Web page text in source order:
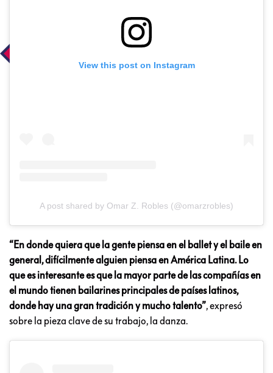
View this post on Instagram
A post shared by Omar Z. Robles (@omarzrobles)
“En donde quiera que la gente piensa en el ballet y el baile en
general, difícilmente alguien piensa en América Latina. Lo
que es interesante es que la mayor parte de las compañías en
el mundo tienen bailarines principales de países latinos,
donde hay una gran tradición y mucho talento”, expresó
sobre la pieza clave de su trabajo, la danza.